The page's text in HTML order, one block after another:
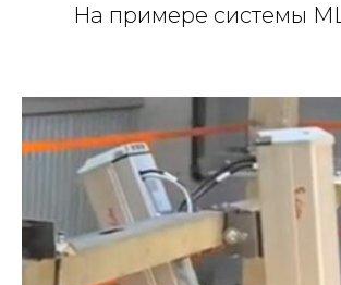
На примере системы